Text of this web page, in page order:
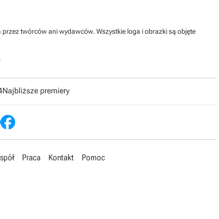
twórców ani wydawców. Wszystkie loga i obrazki są objęte
Najbliższe premiery
Praca Kontakt Pomoc